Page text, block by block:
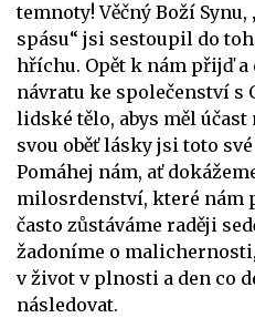
temnoty! Věčný Boží
spásu“ jsi sestoupil do
hříchu. Opět k nám přijď
návratu ke společenství s
lidské tělo, abys měl
svou oběť lásky jsi toto
Pomáhej nám, ať
milosrdenství, které nám
často zůstáváme raději
žadoníme o
v život v plnosti a den co
následovat.